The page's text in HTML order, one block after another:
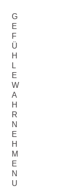
G
E
F
Ü
H
L
E
W
A
H
R
N
E
H
M
E
N
U